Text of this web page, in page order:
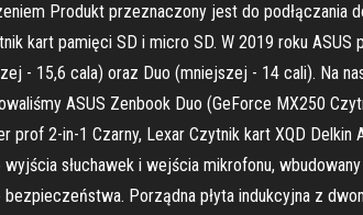
Produkt przeznaczony jest do podłączania
kart pamięci SD i micro SD. W 2019 roku ASUS
- 15,6 cala) oraz Duo (mniejszej - 14 cali). Na
ASUS Zenbook Duo (GeForce MX250
2-in-1 Czarny, Lexar Czytnik kart XQD Delkin
słuchawek i wejścia mikrofonu,
Porządna płyta indukcyjna z